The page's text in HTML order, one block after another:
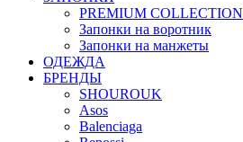
PREMIUM COLLECTION
Запонки на воротник
Запонки на манжеты
ОДЕЖДА
БРЕНДЫ
SHOUROUK
Asos
Balenciaga